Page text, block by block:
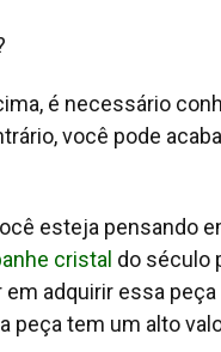
é necessário
você pode
esteja pensando
cristal do século
em adquirir essa
peça tem um alto